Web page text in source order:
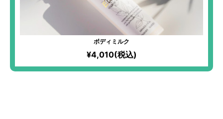
ボディミルク
¥4,010(税込)